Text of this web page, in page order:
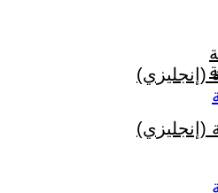
(إنجليزي)
(إنجليزي)